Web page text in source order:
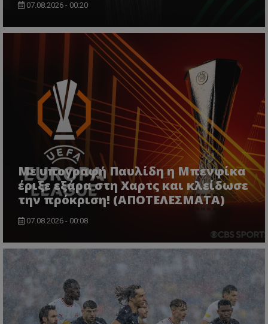
07.08.2026 - 00:20
Με υπογραφή Παυλίδη η Μπενφίκα
έριξε εξάρα στη Χαρτς και κλείδωσε
την πρόκριση! (ΑΠΟΤΕΛΕΣΜΑΤΑ)
07.08.2026 - 00:08